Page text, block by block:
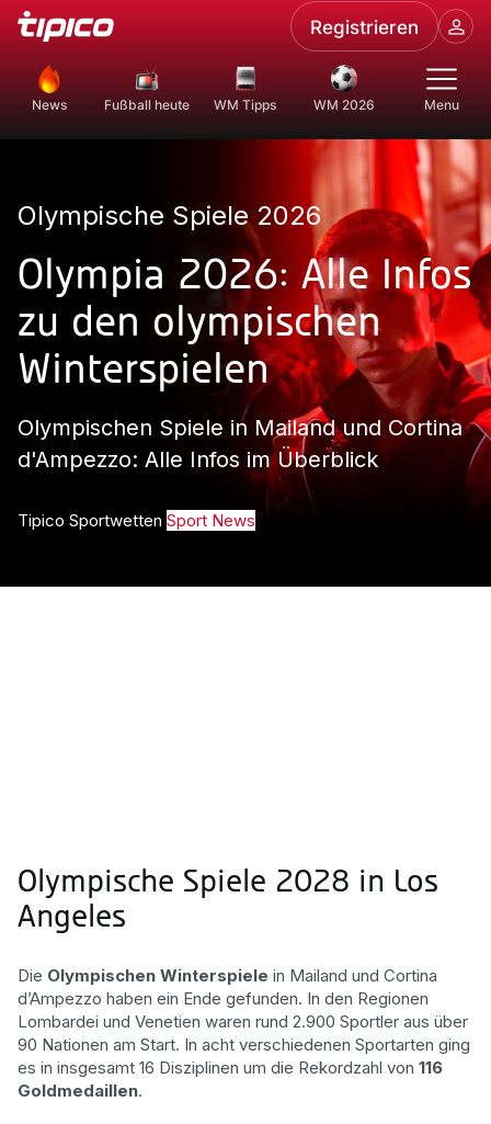
Registrieren
News Fußball heute WM Tipps WM 2026 Menu
Olympische Spiele 2026
Olympia 2026: Alle Infos
zu den olympischen
Winterspielen
Olympischen Spiele in Mailand und Cortina
d'Ampezzo: Alle Infos im Überblick
Tipico Sportwetten Sport News
Olympische Spiele 2028 in Los
Angeles
Die Olympischen Winterspiele in Mailand und Cortina
d’Ampezzo haben ein Ende gefunden. In den Regionen
Lombardei und Venetien waren rund 2.900 Sportler aus über
90 Nationen am Start. In acht verschiedenen Sportarten ging
es in insgesamt 16 Disziplinen um die Rekordzahl von 116
Goldmedaillen.